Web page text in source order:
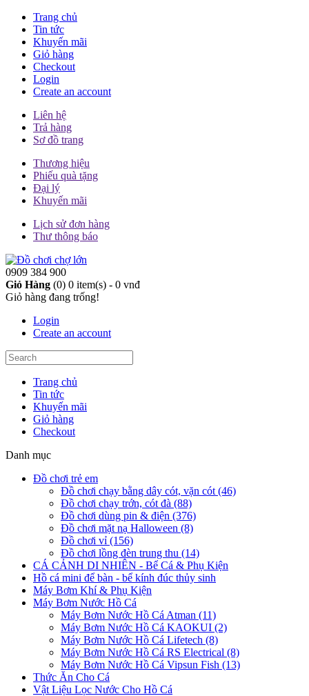
Trang chủ
Tin tức
Khuyến mãi
Giỏ hàng
Checkout
Login
Create an account
Liên hệ
Trả hàng
Sơ đồ trang
Thương hiệu
Phiếu quà tặng
Đại lý
Khuyến mãi
Lịch sử đơn hàng
Thư thông báo
0909 384 900
Giỏ Hàng (0) 0 item(s) - 0 vnđ
Giỏ hàng đang trống!
Login
Create an account
Trang chủ
Tin tức
Khuyến mãi
Giỏ hàng
Checkout
Danh mục
Đồ chơi trẻ em
Đồ chơi chạy bằng dây cót, vặn cót (46)
Đồ chơi chạy trớn, cót đà (88)
Đồ chơi dùng pin & điện (376)
Đồ chơi mặt nạ Halloween (8)
Đồ chơi vỉ (156)
Đồ chơi lồng đèn trung thu (14)
CÁ CẢNH DI NHIÊN - Bể Cá & Phụ Kiện
Hồ cá mini để bàn - bể kính đúc thủy sinh
Máy Bơm Khí & Phụ Kiện
Máy Bơm Nước Hồ Cá
Máy Bơm Nước Hồ Cá Atman (11)
Máy Bơm Nước Hồ Cá KAOKUI (2)
Máy Bơm Nước Hồ Cá Lifetech (8)
Máy Bơm Nước Hồ Cá RS Electrical (8)
Máy Bơm Nước Hồ Cá Vipsun Fish (13)
Thức Ăn Cho Cá
Vật Liệu Lọc Nước Cho Hồ Cá